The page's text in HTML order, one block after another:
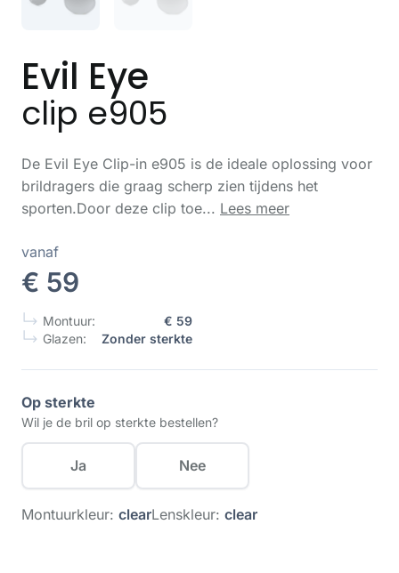
Evil Eye
clip e905
De Evil Eye Clip-in e905 is de ideale oplossing voor
brildragers die graag scherp zien tijdens het
sporten.Door deze clip toe... Lees meer
vanaf
€ 59
Montuur:
€ 59
Glazen:
Zonder sterkte
Op sterkte
Wil je de bril op sterkte bestellen?
Ja Nee
Montuurkleur: clearLenskleur: clear